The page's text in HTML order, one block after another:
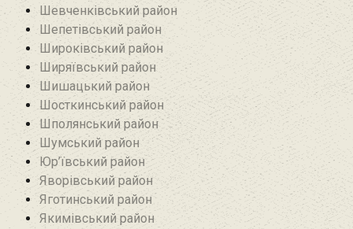
Шевченківський район
Шепетівський район
Широківський район
Ширяївський район
Шишацький район
Шосткинський район
Шполянський район
Шумський район
Юр’ївський район
Яворівський район
Яготинський район
Якимівський район